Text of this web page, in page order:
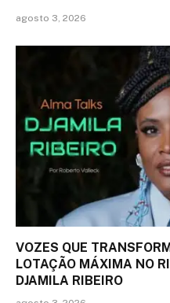
agosto 3, 2026
VOZES QUE
LOTAÇÃO MÁXIMA NO
DJAMILA RIBEIRO